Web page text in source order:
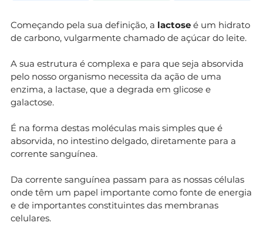
Começando pela sua definição, a lactose é um hidrato
de carbono, vulgarmente chamado de açúcar do leite.
A sua estrutura é complexa e para que seja absorvida
pelo nosso organismo necessita da ação de uma
enzima, a lactase, que a degrada em glicose e
galactose.
É na forma destas moléculas mais simples que é
absorvida, no intestino delgado, diretamente para a
corrente sanguínea.
Da corrente sanguínea passam para as nossas células
onde têm um papel importante como fonte de energia
e de importantes constituintes das membranas
celulares.